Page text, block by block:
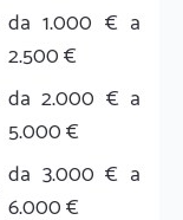
da 1.000 € a
2.500 €
da 2.000 € a
5.000 €
da 3.000 € a
6.000 €